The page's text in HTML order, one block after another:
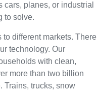
planes, or industrial
to solve.
different markets. There
technology. Our
with clean,
more than two billion
Trains, trucks, snow